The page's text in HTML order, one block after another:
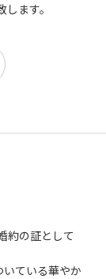
ます。
約の証として
ている華やか